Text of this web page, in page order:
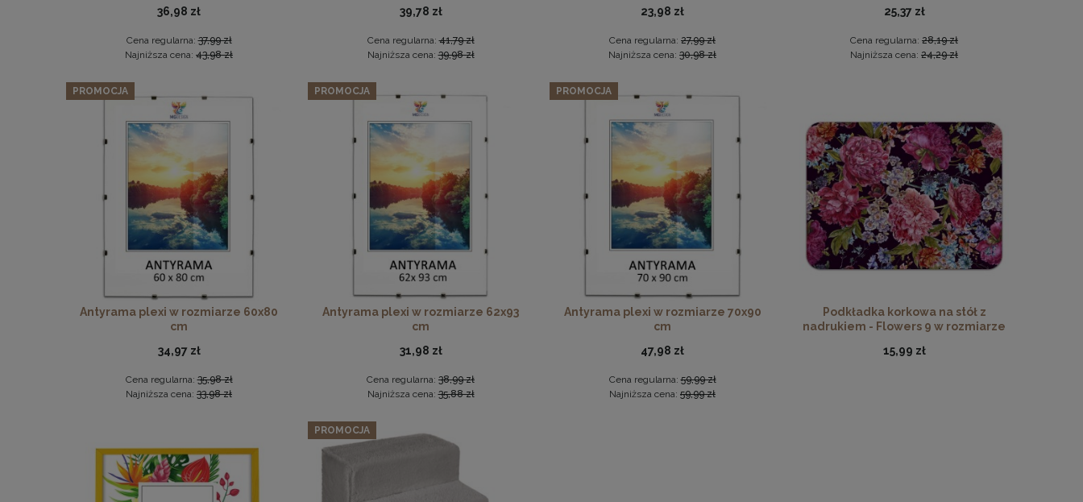
Ramka na zdjęcia 15x23 cm, drewniana w kolorze naturalnego drewna
Antyrama plexi w rozmiarze 13x18 cm
36,98 zł
Cena regularna:37,99 zł
Najniższa cena: 43,98 zł
39,78 zł
Cena regularna:41,79 zł
Najniższa cena:39,98 zł
23,98 zł
Cena regularna: 27,99 zł
Najniższa cena: 30,98 zł
25,37 zł
Cena regularna: 28,19 zł
Najniższa cena: 24,29 zł
Antyrama plexi w rozmiarze 60x80
cm
34,97 zł
Cena regularna:35,98 zł
Najniższa cena: 33,98 zł
PROMOCJA
Antyrama plexi w rozmiarze 62x93
cm
31,98 zł
Cena regularna: 38,99 zł
Najniższa cena:35,88 zł
PROMOCJA
Antyrama plexi w rozmiarze 70x90
cm
47,98 zł
Cena regularna:59,99 zł
Najniższa cena: 59,99 zł
PROMOCJA
Podkładka korkowa na stół z
nadrukiem - Flowers 9 w rozmiarze
15,99 zł
PROMOCJA